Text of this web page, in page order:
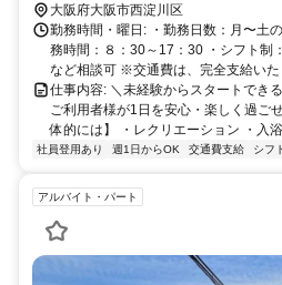
歩4分 【デイサービス タノシア姫島】 ・阪神本線「姫島駅」より徒
歩4分 【通勤について】 ・すべて駅チカ（徒歩4〜5分） ・自転車／
バイク通勤OK ・交通費全額支給 【通いやすいエリア】 西淀川区／淀
川区／尼崎市などから通勤しているスタッフ多数
「通いやすい」で選ばれています
大阪府大阪市西淀川区
勤務時間・曜日: ・勤務日数：月〜土
務時間：８：30～17：30 ・シフト制
など相談可 ※交通費は、完全支給い
仕事内容: ＼未経験からスタートでき
ご利用者様が1日を安心・楽しく過ご
体的には】 ・レクリエーション ・入
社員登用あり 週1日からOK 交通費支給 シフ
アルバイト・パート